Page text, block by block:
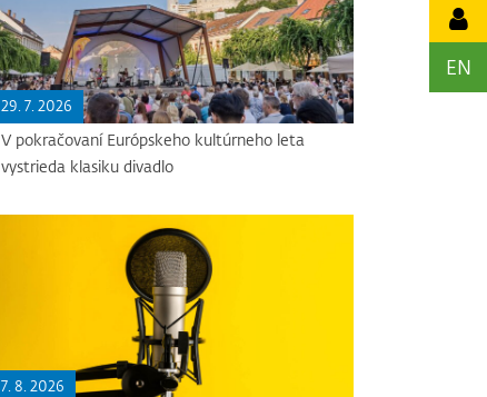
EN
29. 7. 2026
V pokračovaní Európskeho kultúrneho leta
vystrieda klasiku divadlo
7. 8. 2026